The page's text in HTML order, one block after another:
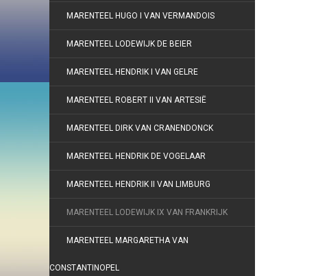
MARENTEEL HUGO I VAN VERMANDOIS
MARENTEEL LODEWIJK DE BEIER
MARENTEEL HENDRIK I VAN GELRE
MARENTEEL ROBERT II VAN ARTESIË
MARENTEEL DIRK VAN CRANENDONCK
MARENTEEL HENDRIK DE VOGELAAR
MARENTEEL HENDRIK II VAN LIMBURG
MARENTEEL LODEWIJK IX VAN FRANKRIJK
MARENTEEL MARGARETHA VAN
CONSTANTINOPEL